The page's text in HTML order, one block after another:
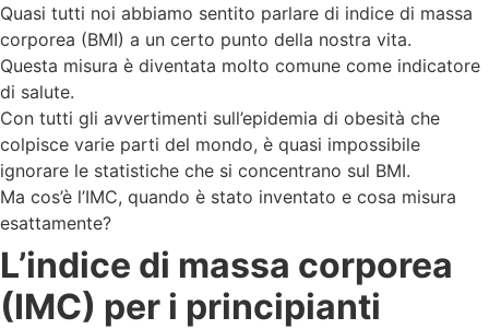
Quasi tutti noi abbiamo sentito parlare di indice di massa
corporea (BMI) a un certo punto della nostra vita.
Questa misura è diventata molto comune come indicatore
di salute.
Con tutti gli avvertimenti sull’epidemia di obesità che
colpisce varie parti del mondo, è quasi impossibile
ignorare le statistiche che si concentrano sul BMI.
Ma cos’è l’IMC, quando è stato inventato e cosa misura
esattamente?
L’indice di massa corporea
(IMC) per i principianti